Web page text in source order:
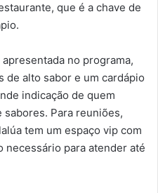
que é a chave de
no programa,
de alto sabor e um cardápio
indicação de quem
Para reuniões,
tem um espaço vip com
para atender até